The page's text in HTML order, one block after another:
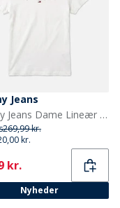
Jeans
Tommy Jeans Dame Lineær T-shirt Ecru
269,99 kr.
kr.
kr.
Nyheder